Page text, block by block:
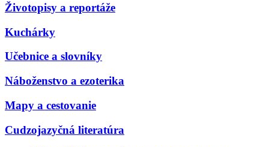
Životopisy a reportáže
Kuchárky
Učebnice a slovníky
Náboženstvo a ezoterika
Mapy a cestovanie
Cudzojazyčná literatúra